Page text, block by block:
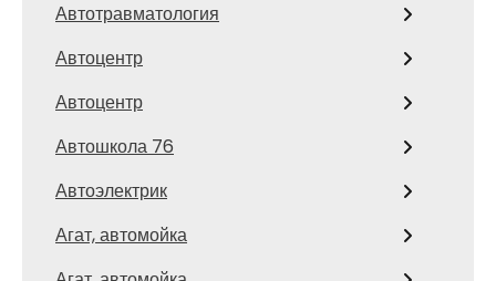
Автотравматология
Автоцентр
Автоцентр
Автошкола 76
Автоэлектрик
Агат, автомойка